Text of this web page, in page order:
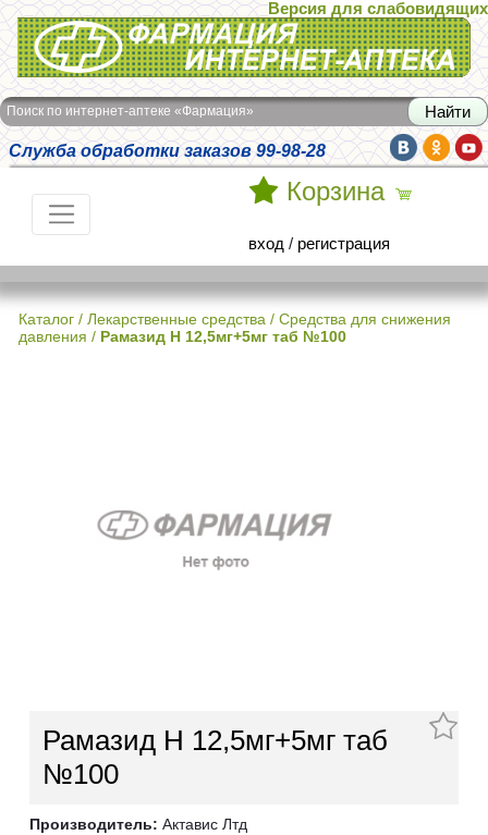
Интернет-аптека Фармация
Версия для слабовидящих
Поиск по интернет-аптеке «Фармация»
Служба обработки заказов 99-98-28
Корзина
вход / регистрация
Каталог / Лекарственные средства / Средства для снижения
давления / Рамазид Н 12,5мг+5мг таб №100
Рамазид Н 12,5мг+5мг таб
№100
Производитель: Актавис Лтд